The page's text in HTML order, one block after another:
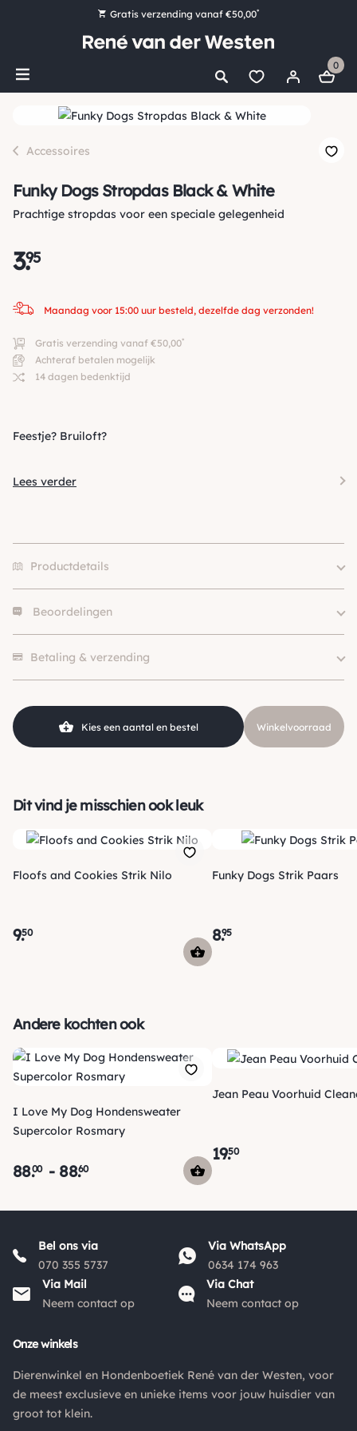
Gratis verzending vanaf €50,00*
Bestel nu, betaal later met Klarna
Ruim 16.000 artikelen op voorraad
0
Accessoires
Funky Dogs Stropdas Black & White
Prachtige stropdas voor een speciale gelegenheid
3.
95
Maandag voor 15:00 uur besteld, dezelfde dag verzonden!
Gratis verzending vanaf €50,00*
Achteraf betalen mogelijk
14 dagen bedenktijd
Feestje? Bruiloft?
Lees verder
Productdetails
Merk
Kleur
Wit, Zwart
Hondgrootte
SKU
210000016621
Beoordelingen
Betaling & verzending
Je ontvangt een track & trace code van ons zodat je je
pakketje kan volgen. Voor orders tot € 15.00 zijn de
verzendkosten € 5.95, daarna € 3.95
De verzendkosten naar België en de rest van Europa wijken
af van de verzendkosten binnen Nederland. Bestellingen
onder de €50,00 zijn voor België €6,95 en boven de €50,00
zijn de verzendkosten €3,95. De pakketten naar België
graag door naar "
Kies je voor afhalen bij een pakketpunt maar wordt het
pakket niet afgehaald? Dan retourneren wij het
Is een product dat je besteld hebt niet naar wens? Dan kan je
het product altijd retourneren binnen 14 dagen. De
retourkosten bedragen € 6.75 en zijn voor eigen rekening.
Kies een aantal en bestel Winkelvoorraad
Dit vind je misschien ook leuk
Floofs and Cookies Strik Nilo
9.50
Funky Dogs Strik Paars
8.95
Andere kochten ook
I Love My Dog Hondensweater
Supercolor Rosmary
88.00 - 88.60
Jean Peau Voorhuid
19.50
Bel ons via
070 355 5737
Via WhatsApp
0634 174 963
Via Mail
Neem contact op
Via Chat
Neem contact op
Onze winkels
Dierenwinkel en Hondenboetiek René van der Westen, voor
de meest exclusieve en unieke items voor jouw huisdier van
groot tot klein.